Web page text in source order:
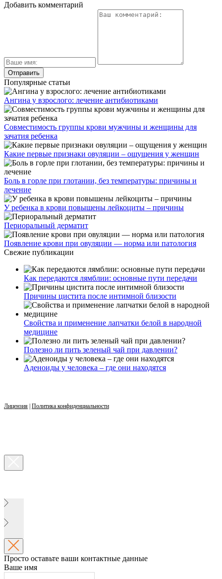
Добавить комментарий
Популярные статьи
Ангина у взрослого: лечение антибиотиками
Совместимость группы крови мужчины и женщины для
зачатия ребенка
Какие первые признаки овуляции – ощущения у женщин
Боль в горле при глотании, без температуры: причины и
лечение
У ребенка в крови повышены лейкоциты – причины
Периоральный дерматит
Появление крови при овуляции — норма или патология
Свежие публикации
Как передаются лямблии: основные пути передачи
Причины цистита после интимной близости
Свойства и применение лапчатки белой в народной
медицине
Полезно ли пить зеленый чай при давлении?
Аденоиды у человека – где они находятся
Лицензия Политика конфиденциальности
Просто оставьте ваши контактные данные
Ваше имя